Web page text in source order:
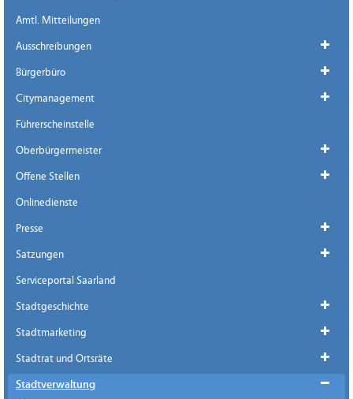
Amtl. Mitteilungen
Ausschreibungen
Bürgerbüro
Citymanagement
Führerscheinstelle
Oberbürgermeister
Offene Stellen
Onlinedienste
Presse
Satzungen
Serviceportal Saarland
Stadtgeschichte
Stadtmarketing
Stadtrat und Ortsräte
Stadtverwaltung